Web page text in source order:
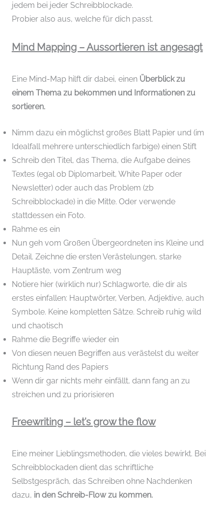
jedem bei jeder Schreibblockade.
Probier also aus, welche für dich passt.
Mind Mapping – Aussortieren ist angesagt
Eine Mind-Map hilft dir dabei, einen Überblick zu
einem Thema zu bekommen und Informationen zu
sortieren.
Nimm dazu ein möglichst großes Blatt Papier und (im
Idealfall mehrere unterschiedlich farbige) einen Stift
Schreib den Titel, das Thema, die Aufgabe deines
Textes (egal ob Diplomarbeit, White Paper oder
Newsletter) oder auch das Problem (zb
Schreibblockade) in die Mitte. Oder verwende
stattdessen ein Foto.
Rahme es ein
Nun geh vom Großen Übergeordneten ins Kleine und
Detail. Zeichne die ersten Verästelungen, starke
Hauptäste, vom Zentrum weg
Notiere hier (wirklich nur) Schlagworte, die dir als
erstes einfallen: Hauptwörter, Verben, Adjektive, auch
Symbole. Keine kompletten Sätze. Schreib ruhig wild
und chaotisch
Rahme die Begriffe wieder ein
Von diesen neuen Begriffen aus verästelst du weiter
Richtung Rand des Papiers
Wenn dir gar nichts mehr einfällt, dann fang an zu
streichen und zu priorisieren
Freewriting – let’s grow the flow
Eine meiner Lieblingsmethoden, die vieles bewirkt. Bei
Schreibblockaden dient das schriftliche
Selbstgespräch, das Schreiben ohne Nachdenken
dazu, in den Schreib-Flow zu kommen.